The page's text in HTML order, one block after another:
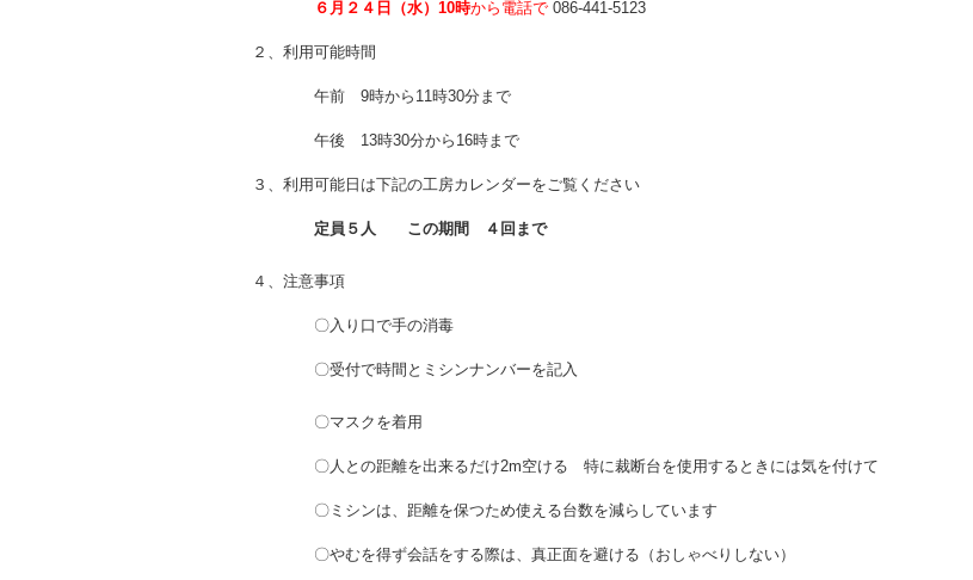
６月２４日（水）10時から電話で 086-441-5123
２、利用可能時間
午前 9時から11時30分まで
午後 13時30分から16時まで
３、利用可能日は下記の工房カレンダーをご覧ください
定員５人 この期間 ４回まで
４、注意事項
〇入り口で手の消毒
〇受付で時間とミシンナンバーを記入
〇マスクを着用
〇人との距離を出来るだけ2m空ける 特に裁断台を使用するときには気を付けて
〇ミシンは、距離を保つため使える台数を減らしています
〇やむを得ず会話をする際は、真正面を避ける（おしゃべりしない）